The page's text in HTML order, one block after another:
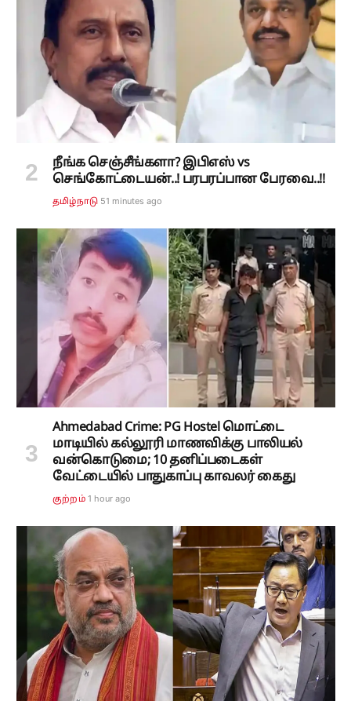
நீங்க செஞ்சீங்களா? இபிஎஸ் vs
செங்கோட்டையன்..! பரபரப்பான பேரவை..!!
தமிழ்நாடு 51 minutes ago
Ahmedabad Crime: PG Hostel மொட்டை
மாடியில் கல்லூரி மாணவிக்கு பாலியல்
வன்கொடுமை; 10 தனிப்படைகள்
வேட்டையில் பாதுகாப்பு காவலர் கைது
குற்றம் 1 hour ago